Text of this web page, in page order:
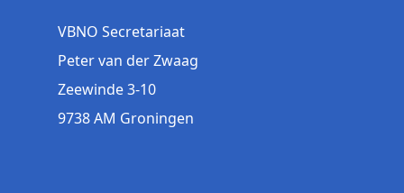
VBNO Secretariaat
Peter van der Zwaag
Zeewinde 3-10
9738 AM Groningen